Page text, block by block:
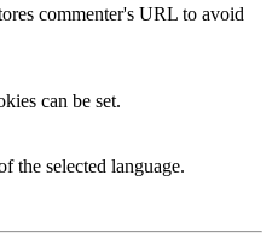
commenter's URL to avoid
can be set.
the selected language.